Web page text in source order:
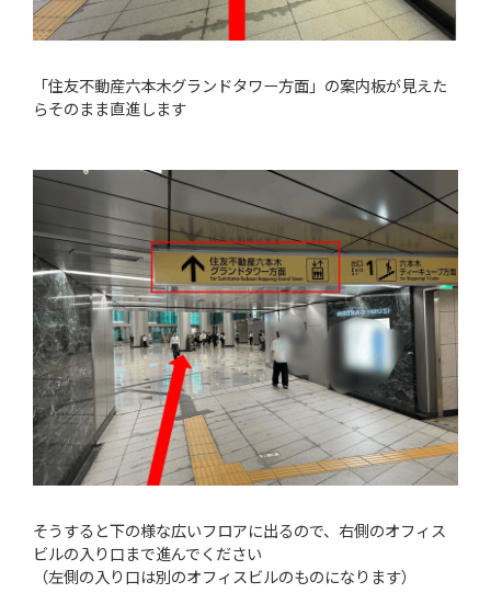
「住友不動産六本木グランドタワー方面」の案内板が見えた
らそのまま直進します
そうすると下の様な広いフロアに出るので、右側のオフィス
ビルの入り口まで進んでください
（左側の入り口は別のオフィスビルのものになります）